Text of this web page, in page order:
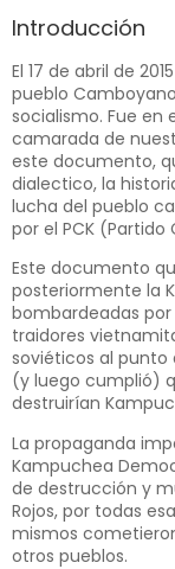
Introducción
El 17 de abril de
pueblo
socialismo. Fue en
camarada de
este documento,
dialectico, la
lucha del pueblo
por el PCK
Este documento
posteriormente la
bombardeadas por
traidores
soviéticos al punto
(y luego cumplió)
destruirían
La propaganda
Kampuchea
de destrucción y
Rojos, por todas
mismos
otros pueblos.